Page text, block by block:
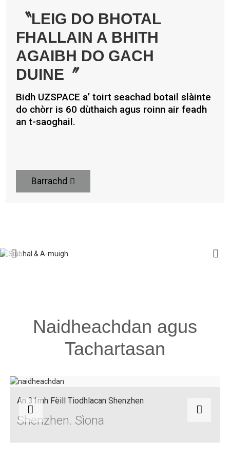
〝LEIG DO BHOTAL
FHALLAIN A BHITH
AGAIBH DO GACH
DUINE〞
Bidh UZSPACE a’ toirt seachad botail slàinte
do chòrr is 60 dùthaich agus roinn air feadh
an t-saoghail.
Barrachd
Naidheachdan agus
Tachartasan
An 31mh Fèill Tiodhlacan Shenzhen
Shenzhen. Sìona